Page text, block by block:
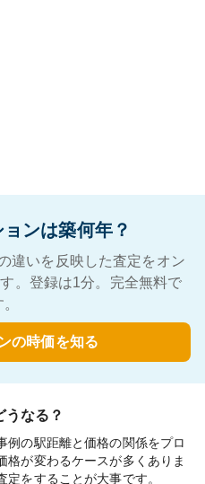
ンは築何年？
違いを反映した査定をオン
。登録は1分。完全無料で
の時価を知る
うなる？
例の駅距離と価格の関係をプロ
格が変わるケースが多くありま
をすることが大事です。